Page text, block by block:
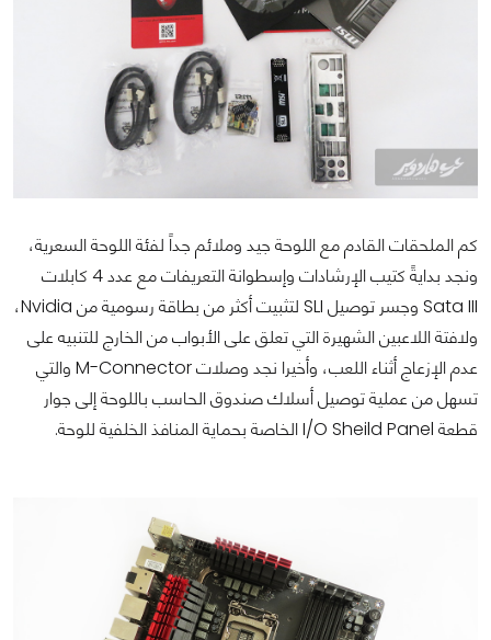
كم الملحقات القادم مع اللوحة جيد وملائم جداً لفئة اللوحة السعرية،
ونجد بدايةً كتيب الإرشادات وإسطوانة التعريفات مع عدد 4 كابلات
Sata III وجسر توصيل SLI لتثبيت أكثر من بطاقة رسومية من Nvidia،
ولافتة اللاعبين الشهيرة التي تعلق على الأبواب من الخارج للتنبيه على
عدم الإزعاج أثناء اللعب، وأخيرا نجد وصلات M-Connector والتي
تسهل من عملية توصيل أسلاك صندوق الحاسب باللوحة إلى جوار
قطعة I/O Sheild Panel الخاصة بحماية المنافذ الخلفية للوحة.